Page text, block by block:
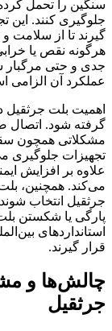
سنگین را تحمل کرده
جلوگیری کنند. این
گیرند تا از
هرگونه نقص یا
جدی و حتی مرگبار
عملکرد آن الزامی
اهمیت بلت جرثقیل
گرفته شود. اتصال
مشکلاتی همچون
تجهیزات جلوگیری
علاوه بر افزایش
می‌کند. همچنین،
جرثقیل انتخاب شوند
پارگی یا شکستن
استانداردهای
قرار گیرند.
چالش‌ها و
جرثقیل